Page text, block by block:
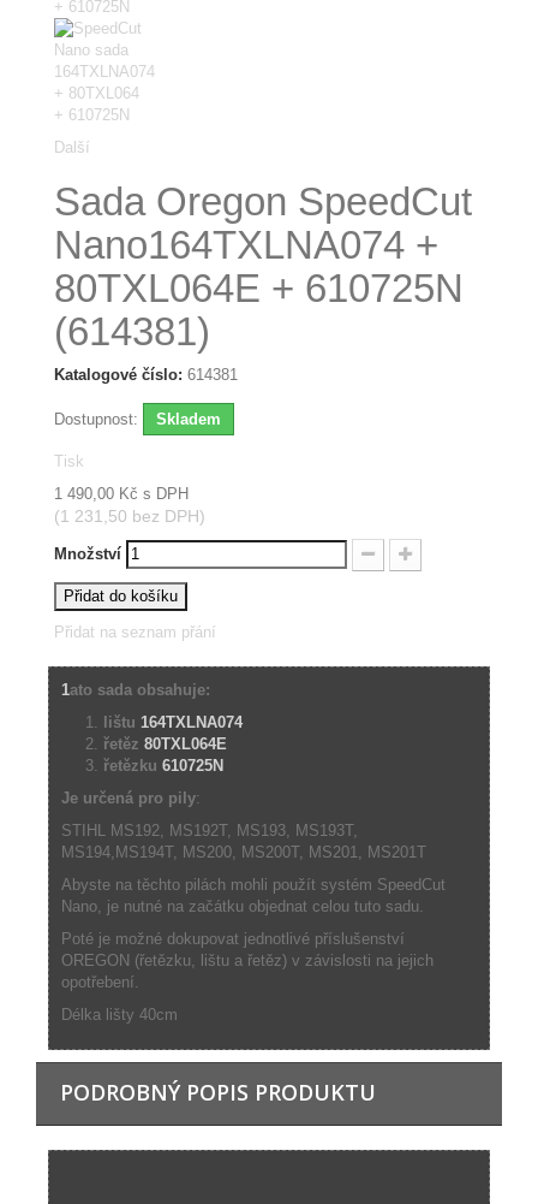
Další
Sada Oregon SpeedCut
Nano164TXLNA074 +
80TXL064E + 610725N
(614381)
Katalogové číslo: 614381
Dostupnost: Skladem
Tisk
1 490,00 Kč s DPH
(1 231,50 bez DPH)
Množství
Přidat do košíku
Přidat na seznam přání
1ato sada obsahuje:
lištu 164TXLNA074
řetěz 80TXL064E
řetězku 610725N
Je určená pro pily:
STIHL MS192, MS192T, MS193, MS193T,
MS194,MS194T, MS200, MS200T, MS201, MS201T
Abyste na těchto pilách mohli použít systém SpeedCut
Nano, je nutné na začátku objednat celou tuto sadu.
Poté je možné dokupovat jednotlivé příslušenství
OREGON (řetězku, lištu a řetěz) v závislosti na jejich
opotřebení.
Délka lišty 40cm
PODROBNÝ POPIS PRODUKTU